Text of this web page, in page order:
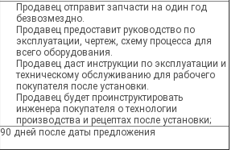
Продавец отправит запчасти на один год
безвозмездно.
Продавец предоставит руководство по
эксплуатации, чертеж, схему процесса для
всего оборудования.
Продавец даст инструкции по эксплуатации и
техническому обслуживанию для рабочего
покупателя после установки.
Продавец будет проинструктировать
инженера покупателя о технологии
производства и рецептах после установки;
90 дней после даты предложения